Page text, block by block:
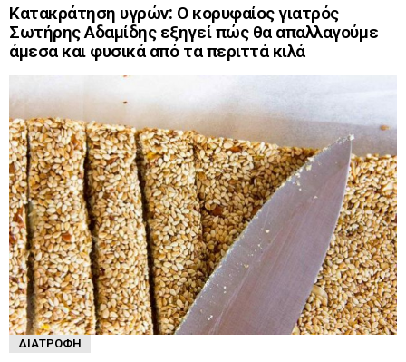
Κατακράτηση υγρών: Ο κορυφαίος γιατρός
Σωτήρης Αδαμίδης εξηγεί πώς θα απαλλαγούμε
άμεσα και φυσικά από τα περιττά κιλά
ΔΙΑΤΡΟΦΉ